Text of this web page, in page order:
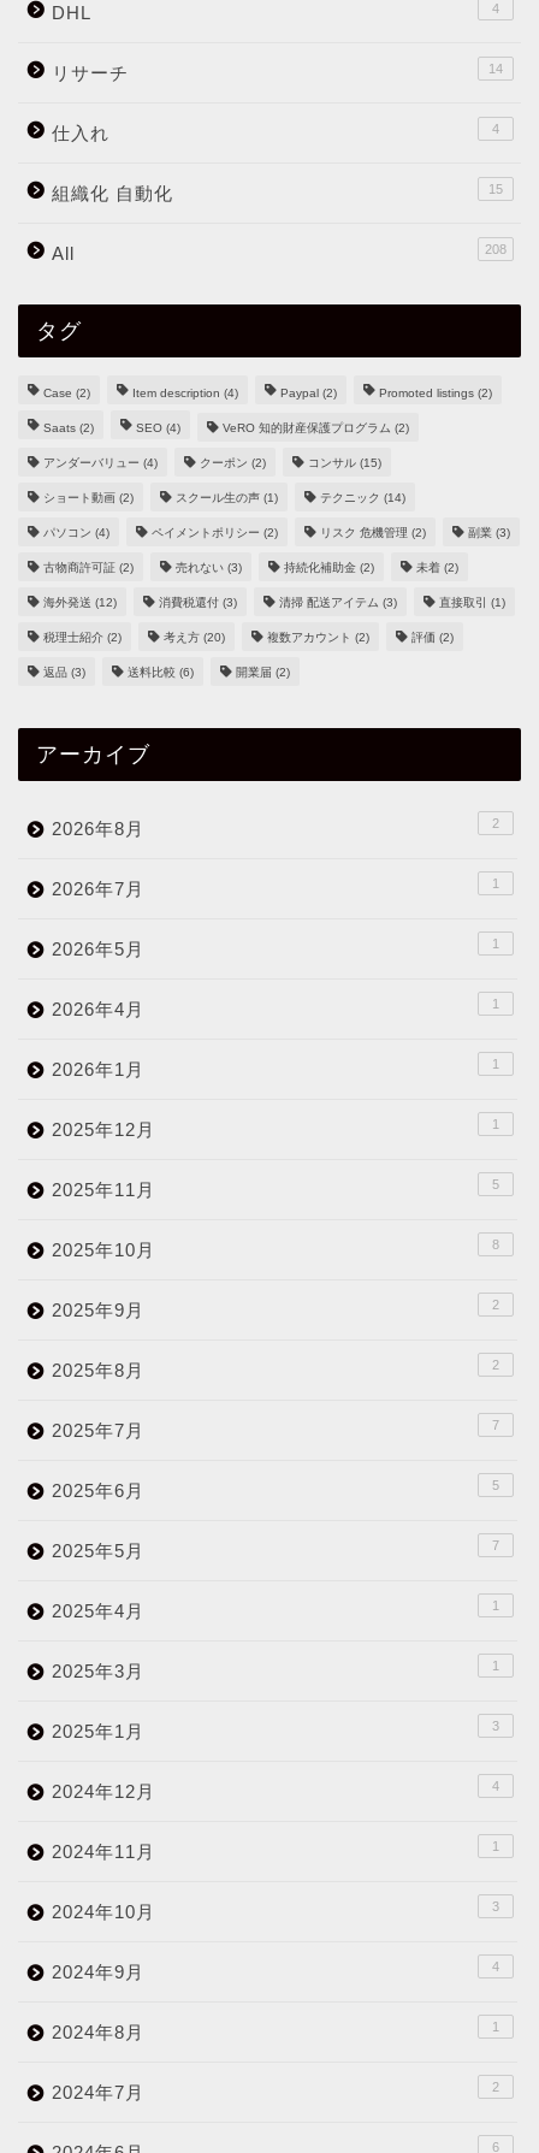
DHL 4
リサーチ 14
仕入れ 4
組織化 自動化 15
All 208
タグ
Case (2) Item description (4) Paypal (2) Promoted listings (2)
Saats (2) SEO (4) VeRO 知的財産保護プログラム (2)
アンダーバリュー (4) クーポン (2) コンサル (15)
ショート動画 (2) スクール生の声 (1) テクニック (14)
パソコン (4) ペイメントポリシー (2) リスク 危機管理 (2) 副業 (3)
古物商許可証 (2) 売れない (3) 持続化補助金 (2) 未着 (2)
海外発送 (12) 消費税還付 (3) 清掃 配送アイテム (3) 直接取引 (1)
税理士紹介 (2) 考え方 (20) 複数アカウント (2) 評価 (2)
返品 (3) 送料比較 (6) 開業届 (2)
アーカイブ
2026年8月 2
2026年7月 1
2026年5月 1
2026年4月 1
2026年1月 1
2025年12月 1
2025年11月 5
2025年10月 8
2025年9月 2
2025年8月 2
2025年7月 7
2025年6月 5
2025年5月 7
2025年4月 1
2025年3月 1
2025年1月 3
2024年12月 4
2024年11月 1
2024年10月 3
2024年9月 4
2024年8月 1
2024年7月 2
6